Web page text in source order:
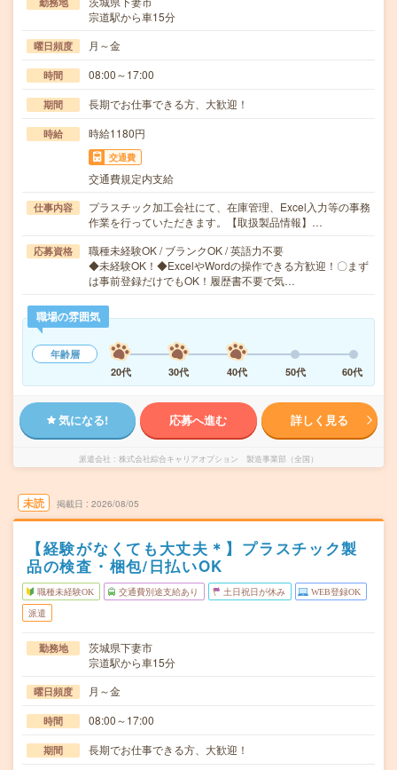
宗道駅から車15分
曜日頻度 月～金
時間 08:00～17:00
期間 長期でお仕事できる方、大歓迎！
時給 時給1180円
交通費
交通費規定内支給
仕事内容
プラスチック加工会社にて、在庫管理、Excel入力等の事務
作業を行っていただきます。【取扱製品情報】…
応募資格
職種未経験OK / ブランクOK / 英語力不要
◆未経験OK！◆ExcelやWordの操作できる方歓迎！〇まず
は事前登録だけでもOK！履歴書不要で気…
職場の雰囲気
年齢層
20代
30代 40代 50代 60代
気になる! 応募へ進む 詳しく見る
派遣会社 株式会社綜合キャリアオプション 製造事業部（全国）
未読 掲載日 2026/08/05
【経験がなくても大丈夫＊】プラスチック製
品の検査・梱包/日払いOK
職種未経験OK 交通費別途支給あり 土日祝日が休み WEB登録OK
派遣
勤務地
茨城県下妻市
宗道駅から車15分
曜日頻度 月～金
時間 08:00～17:00
期間 長期でお仕事できる方、大歓迎！